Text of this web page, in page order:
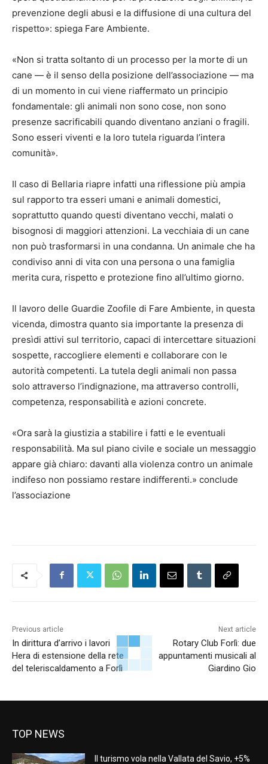
prevenzione degli abusi e la diffusione di una cultura del
rispetto»: spiega Fare Ambiente.
«Non si tratta soltanto di un processo per la morte di un
cane — è il senso della posizione dell’associazione — ma
di un momento in cui viene riaffermato un principio
fondamentale: gli animali non sono cose, non sono
presenze sacrificabili quando diventano anziani o fragili.
Sono esseri viventi e la loro tutela riguarda l’intera
comunità».
Il caso di Bellaria riapre infatti una riflessione più ampia
sul rapporto tra esseri umani e animali domestici,
soprattutto quando questi diventano vecchi, malati o
bisognosi di maggiori attenzioni. La vecchiaia di un cane
non può trasformarsi in una condanna. Un animale che ha
condiviso anni di vita con una persona o una famiglia
merita cura, rispetto e protezione fino all’ultimo giorno.
Il lavoro delle Guardie Zoofile di Fare Ambiente, in questa
vicenda, dimostra quanto sia importante la presenza di
presìdi attivi sul territorio, capaci di intercettare situazioni
sospette, raccogliere elementi e collaborare con le
autorità competenti. La tutela degli animali non passa
solo attraverso l’indignazione, ma attraverso controlli,
competenza, responsabilità e azioni concrete.
«Ora sarà la giustizia a stabilire i fatti e le eventuali
responsabilità. Ma sul piano civile e sociale un messaggio
appare già chiaro: davanti alla violenza contro un animale
indifeso non possiamo restare indifferenti.» conclude
l’associazione
Previous article
In dirittura d’arrivo i lavori
Hera di estensione della rete
del teleriscaldamento a Forlì
Next article
Rotary Club Forlì: due
appuntamenti musicali al
Giardino Gio
TOP NEWS
Il turismo vola nella Vallata del Savio, +5%